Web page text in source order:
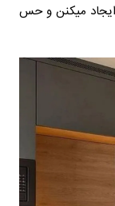
میکنن و حس